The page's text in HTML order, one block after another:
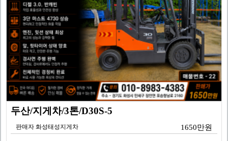
두산/지게차/3톤/D30S-5
판매자 화성태성지게차 1650만원